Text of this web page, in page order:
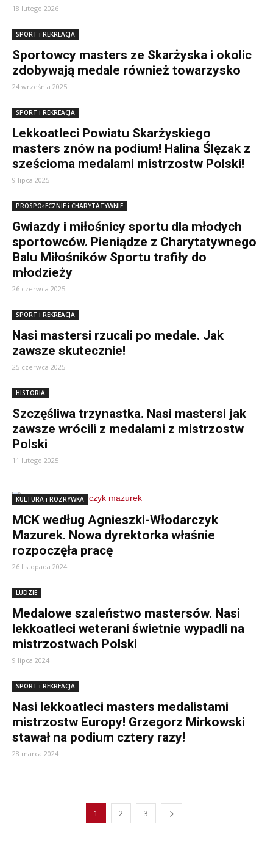
18 lutego 2026
SPORT i REKREACJA
Sportowcy masters ze Skarżyska i okolic
zdobywają medale również towarzysko
24 września 2025
SPORT i REKREACJA
Lekkoatleci Powiatu Skarżyskiego
masters znów na podium! Halina Ślęzak z
sześcioma medalami mistrzostw Polski!
9 lipca 2025
PROSPOŁECZNIE i CHARYTATYWNIE
Gwiazdy i miłośnicy sportu dla młodych
sportowców. Pieniądze z Charytatywnego
Balu Miłośników Sportu trafiły do
młodzieży
26 czerwca 2025
SPORT i REKREACJA
Nasi mastersi rzucali po medale. Jak
zawsze skutecznie!
25 czerwca 2025
HISTORIA
Szczęśliwa trzynastka. Nasi mastersi jak
zawsze wrócili z medalami z mistrzostw
Polski
11 lutego 2025
KULTURA i ROZRYWKA
MCK według Agnieszki-Włodarczyk
Mazurek. Nowa dyrektorka właśnie
rozpoczęła pracę
26 listopada 2024
LUDZIE
Medalowe szaleństwo mastersów. Nasi
lekkoatleci weterani świetnie wypadli na
mistrzostwach Polski
9 lipca 2024
SPORT i REKREACJA
Nasi lekkoatleci masters medalistami
mistrzostw Europy! Grzegorz Mirkowski
stawał na podium cztery razy!
28 marca 2024
1 2 3